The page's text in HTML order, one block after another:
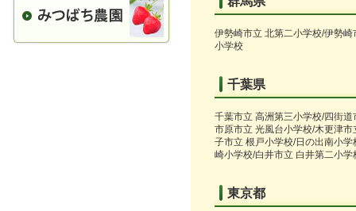
伊勢崎市立 北第二小学校/伊勢
小学校
千葉県
千葉市立 高洲第三小学校/四街
市原市立 光風台小学校/木更津
子市立 根戸小学校/日の出南小
崎小学校/白井市立 白井第二小
東京都